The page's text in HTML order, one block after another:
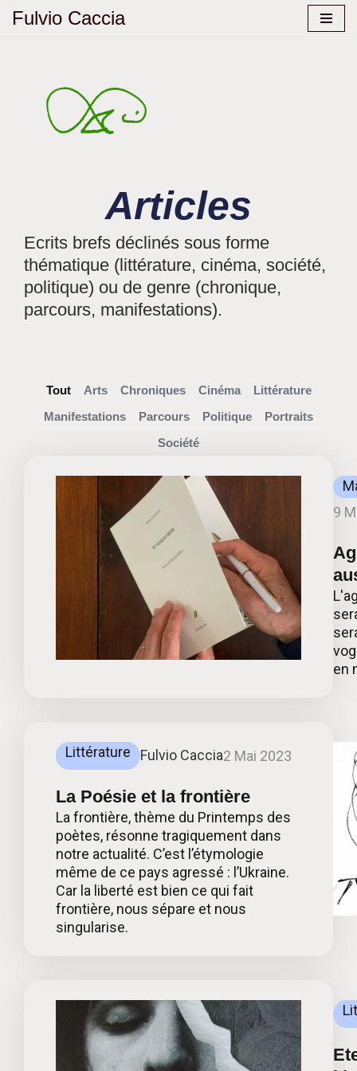
Fulvio Caccia
Articles
Ecrits brefs déclinés sous forme
thématique (littérature, cinéma, société,
politique) ou de genre (chronique,
parcours, manifestations).
Arts Chroniques Cinéma
Littérature
Manifestations
Parcours Politique
Portraits
Société
Tout
9
en
Littérature Fulvio Caccia2 Mai 2023
La Poésie et la frontière
La frontière, thème du Printemps des
poètes, résonne tragiquement dans
notre actualité. C’est l’étymologie
même de ce pays agressé : l’Ukraine.
Car la liberté est bien ce qui fait
frontière, nous sépare et nous
singularise.